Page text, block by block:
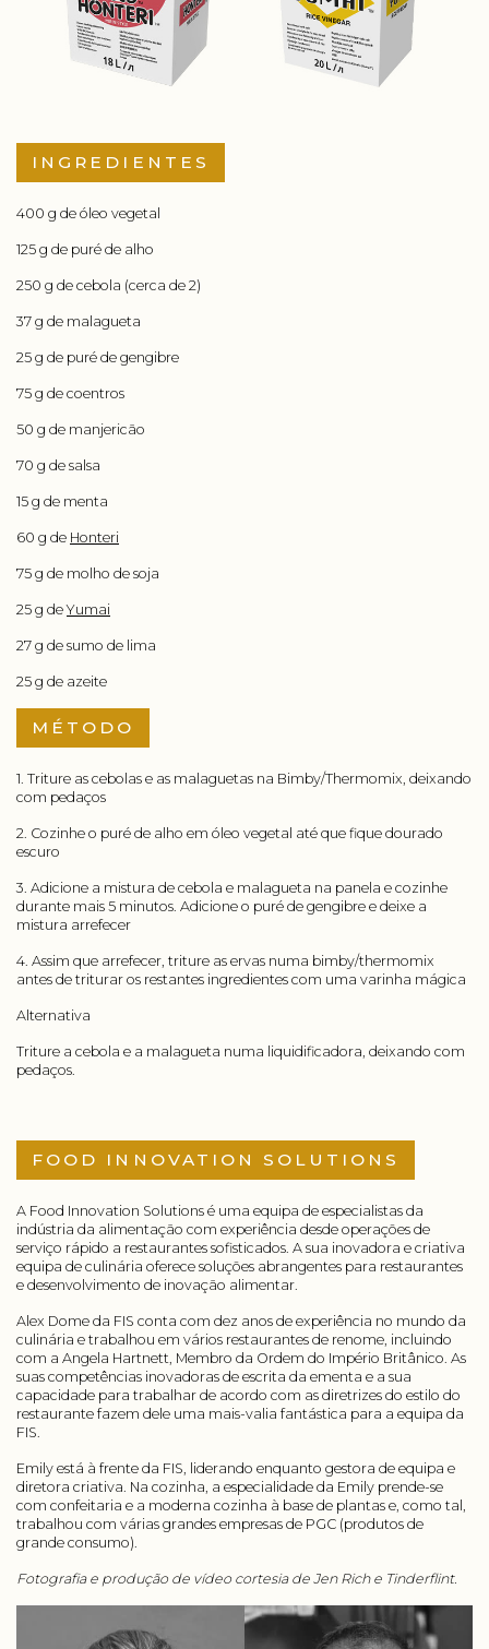
INGREDIENTES
400 g de óleo vegetal
125 g de puré de alho
250 g de cebola (cerca de 2)
37 g de malagueta
25 g de puré de gengibre
75 g de coentros
50 g de manjericão
70 g de salsa
15 g de menta
60 g de Honteri
75 g de molho de soja
25 g deYumai
27 g de sumo de lima
25 g de azeite
MÉTODO
1. Triture as cebolas e as malaguetas na Bimby/Thermomix, deixando
com pedaços
2. Cozinhe o puré de alho em óleo vegetal até que fique dourado
escuro
3. Adicione a mistura de cebola e malagueta na panela e cozinhe
durante mais 5 minutos. Adicione o puré de gengibre e deixe a
mistura arrefecer
4. Assim que arrefecer, triture as ervas numa bimby/thermomix
antes de triturar os restantes ingredientes com uma varinha mágica
Alternativa
Triture a cebola e a malagueta numa liquidificadora, deixando com
pedaços.
FOOD INNOVATION SOLUTIONS
A Food Innovation Solutions é uma equipa de especialistas da
indústria da alimentação com experiência desde operações de
serviço rápido a restaurantes sofisticados. A sua inovadora e criativa
equipa de culinária oferece soluções abrangentes para restaurantes
e desenvolvimento de inovação alimentar.
Alex Dome da FIS conta com dez anos de experiência no mundo da
culinária e trabalhou em vários restaurantes de renome, incluindo
com a Angela Hartnett, Membro da Ordem do Império Britânico. As
suas competências inovadoras de escrita da ementa e a sua
capacidade para trabalhar de acordo com as diretrizes do estilo do
restaurante fazem dele uma mais-valia fantástica para a equipa da
FIS.
Emily está à frente da FIS, liderando enquanto gestora de equipa e
diretora criativa. Na cozinha, a especialidade da Emily prende-se
com confeitaria e a moderna cozinha à base de plantas e, como tal,
trabalhou com várias grandes empresas de PGC (produtos de
grande consumo).
Fotografia e produção de vídeo cortesia de Jen Rich e Tinderflint.